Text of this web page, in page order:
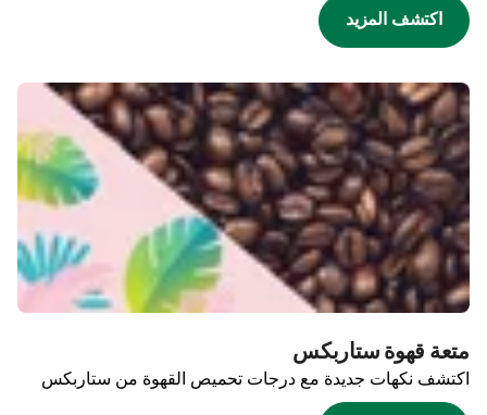
اكتشف المزيد
متعة قهوة ستاربكس
اكتشف نكهات جديدة مع درجات تحميص القهوة من ستاربكس